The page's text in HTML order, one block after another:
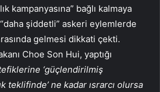
kampanyasına” bağlı kalmaya
şiddetli” askeri eylemlerde
gelmesi dikkati çekti.
Choe Son Hui, yaptığı
‘güçlendirilmiş
teklifinde’ ne kadar ısrarcı olursa